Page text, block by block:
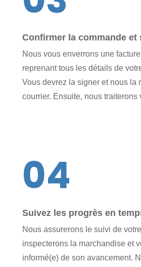
Confirmer la commande et
Nous vous enverrons une
reprenant tous les détails de
Vous devrez la signer et nous la
courrier. Ensuite, nous traiterons
04
Suivez les progrès en
Nous assurerons le suivi de
inspecterons la marchandise et
informé(e) de son avancement.